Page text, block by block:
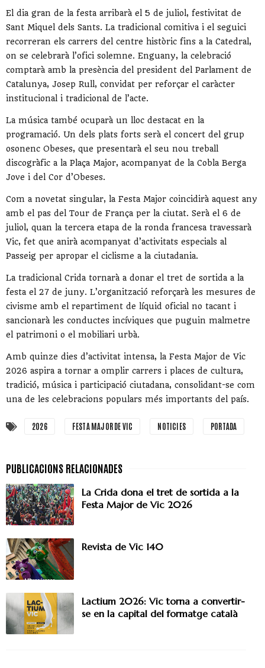
El dia gran de la festa arribarà el 5 de juliol, festivitat de
Sant Miquel dels Sants. La tradicional comitiva i el seguici
recorreran els carrers del centre històric fins a la Catedral,
on se celebrarà l’ofici solemne. Enguany, la celebració
comptarà amb la presència del president del Parlament de
Catalunya, Josep Rull, convidat per reforçar el caràcter
institucional i tradicional de l’acte.
La música també ocuparà un lloc destacat en la
programació. Un dels plats forts serà el concert del grup
osonenc Obeses, que presentarà el seu nou treball
discogràfic a la Plaça Major, acompanyat de la Cobla Berga
Jove i del Cor d’Obeses.
Com a novetat singular, la Festa Major coincidirà aquest any
amb el pas del Tour de França per la ciutat. Serà el 6 de
juliol, quan la tercera etapa de la ronda francesa travessarà
Vic, fet que anirà acompanyat d’activitats especials al
Passeig per apropar el ciclisme a la ciutadania.
La tradicional Crida tornarà a donar el tret de sortida a la
festa el 27 de juny. L’organització reforçarà les mesures de
civisme amb el repartiment de líquid oficial no tacant i
sancionarà les conductes incíviques que puguin malmetre
el patrimoni o el mobiliari urbà.
Amb quinze dies d’activitat intensa, la Festa Major de Vic
2026 aspira a tornar a omplir carrers i places de cultura,
tradició, música i participació ciutadana, consolidant-se com
una de les celebracions populars més importants del país.
2026 FESTA MAJOR DE VIC NOTICIES PORTADA
La Crida dona el tret de sortida a la
Festa Major de Vic 2026
Revista de Vic 140
Lactium 2026: Vic torna a convertir-
se en la capital del formatge català